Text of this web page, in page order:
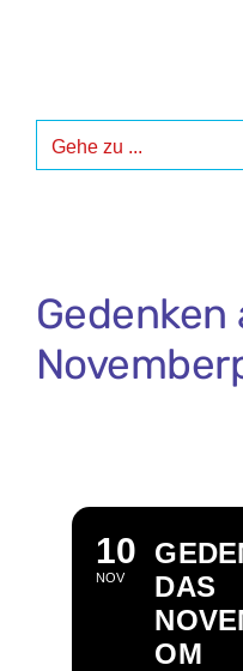
Gehe zu ...
Gedenken
10
NOV
DAS
OM